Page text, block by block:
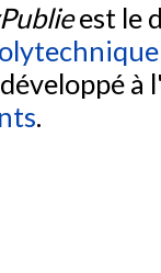
est le
à
.